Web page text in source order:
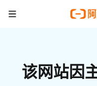
该网站因